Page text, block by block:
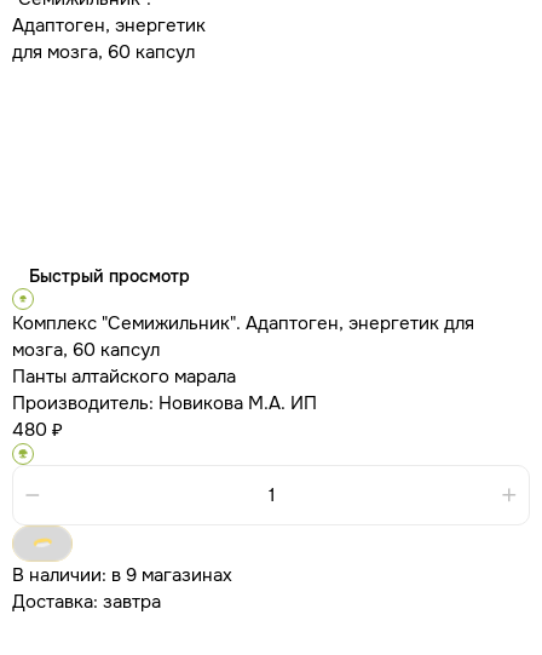
Быстрый просмотр
Комплекс "Семижильник". Адаптоген, энергетик для
мозга, 60 капсул
Панты алтайского марала
Производитель: Новикова М.А. ИП
480 ₽
В наличии: в 9 магазинах
Доставка: завтра